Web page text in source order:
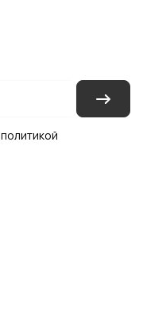
политикой